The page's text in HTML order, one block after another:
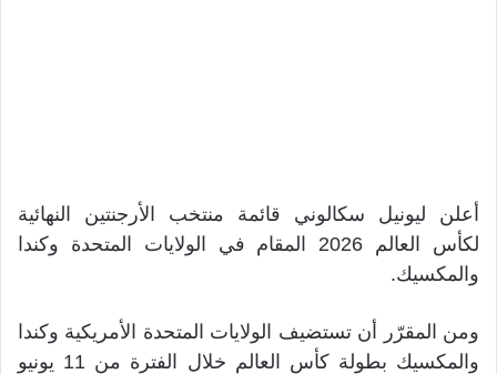
أعلن ليونيل سكالوني قائمة منتخب الأرجنتين النهائية
لكأس العالم 2026 المقام في الولايات المتحدة وكندا
والمكسيك.
ومن المقرّر أن تستضيف الولايات المتحدة الأمريكية وكندا
والمكسيك بطولة كأس العالم خلال الفترة من 11 يونيو